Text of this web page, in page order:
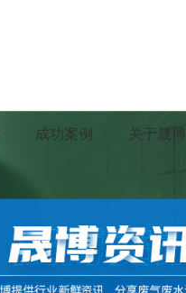
成功案例 关于晟博